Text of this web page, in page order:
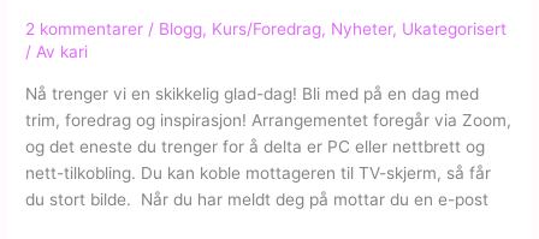
2 kommentarer / Blogg, Kurs/Foredrag, Nyheter, Ukategorisert
/ Av kari
Nå trenger vi en skikkelig glad-dag! Bli med på en dag med
trim, foredrag og inspirasjon! Arrangementet foregår via Zoom,
og det eneste du trenger for å delta er PC eller nettbrett og
nett-tilkobling. Du kan koble mottageren til TV-skjerm, så får
du stort bilde. Når du har meldt deg på mottar du en e-post